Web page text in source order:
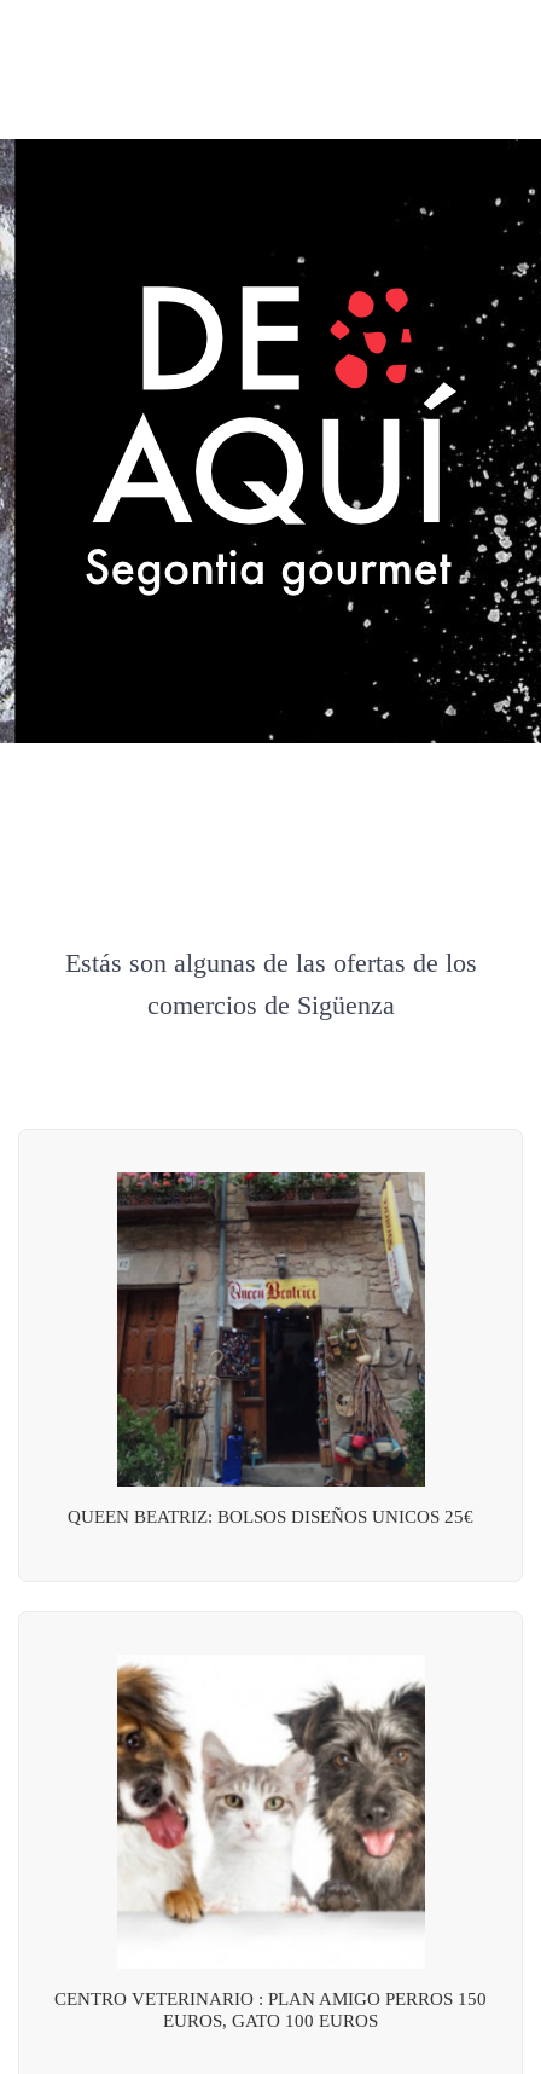
Estás son algunas de las ofertas de los
comercios de Sigüenza
QUEEN BEATRIZ: BOLSOS DISEÑOS UNICOS 25€
CENTRO VETERINARIO : PLAN AMIGO PERROS 150
EUROS, GATO 100 EUROS